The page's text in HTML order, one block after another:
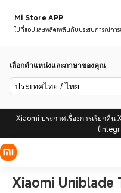
Mi Store APP
ไปที่แอปและเพลิดเพลินกับประสบการณ์กา
เลือกตำแหน่งและภาษาของคุณ
ประเทศไทย / ไทย
Xiaomi ประกาศเรื่องการเรียกคื
Xiaomi Uniblade